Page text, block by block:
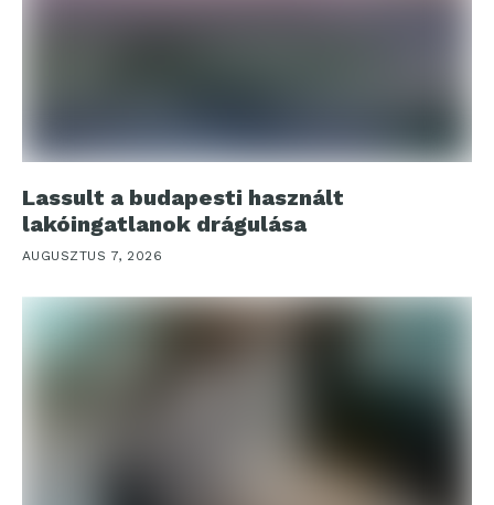
Lassult a budapesti használt
lakóingatlanok drágulása
AUGUSZTUS 7, 2026